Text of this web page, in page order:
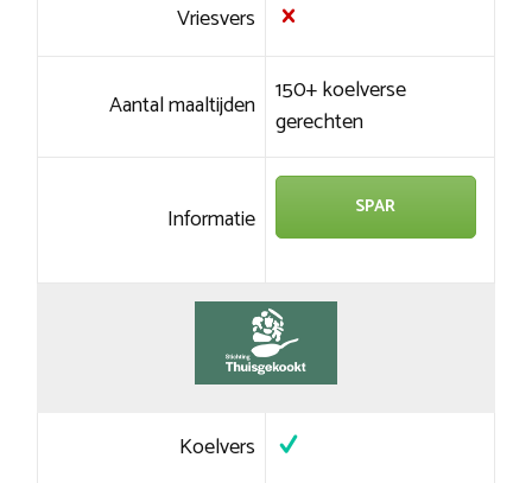
Vriesvers
Aantal maaltijden 150+ koelverse
gerechten
Informatie SPAR
Koelvers